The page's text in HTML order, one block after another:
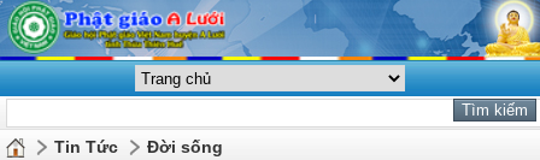
Tin Tức Đời sống